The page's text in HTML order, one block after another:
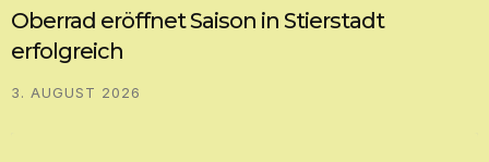
Oberrad eröffnet Saison in Stierstadt
erfolgreich
3. AUGUST 2026